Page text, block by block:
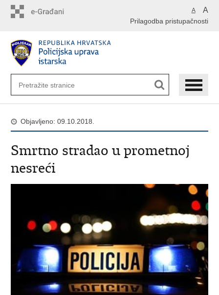
A A
Prilagodba pristupačnosti
Objavljeno: 09.10.2018.
Smrtno stradao u prometnoj
nesreći